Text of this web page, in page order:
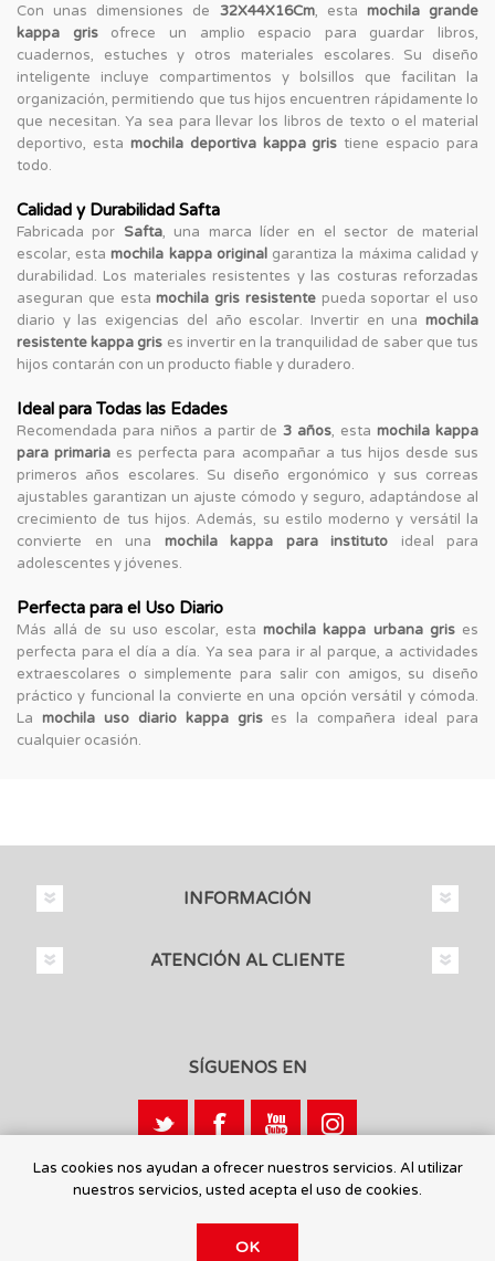
Con unas dimensiones de 32X44X16Cm, esta mochila grande
kappa grisofrece un amplio espacio para guardar libros,
cuadernos, estuches y otros materiales escolares. Su diseño
inteligente incluye compartimentos y bolsillos que facilitan la
organización, permitiendo que tus hijos encuentren rápidamente lo
que necesitan. Ya sea para llevar los libros de texto o el material
deportivo, esta mochila deportiva kappa gris tiene espacio para
todo.
Calidad y Durabilidad Safta
Fabricada por Safta, una marca líder en el sector de material
escolar, estamochila kappa originalgarantiza la máxima calidad y
durabilidad. Los materiales resistentes y las costuras reforzadas
aseguran que estamochila gris resistentepueda soportar el uso
diario y las exigencias del año escolar. Invertir en una mochila
resistente kappa gris es invertir en la tranquilidad de saber que tus
hijos contarán con un producto fiable y duradero.
Ideal para Todas las Edades
Recomendada para niños a partir de3 años, estamochila kappa
para primaria es perfecta para acompañar a tus hijos desde sus
primeros años escolares. Su diseño ergonómico y sus correas
ajustables garantizan un ajuste cómodo y seguro, adaptándose al
crecimiento de tus hijos. Además, su estilo moderno y versátil la
convierte en una mochila kappa para instituto ideal para
adolescentes y jóvenes.
Perfecta para el Uso Diario
Más allá de su uso escolar, estamochila kappa urbana grises
perfecta para el día a día. Ya sea para ir al parque, a actividades
extraescolares o simplemente para salir con amigos, su diseño
práctico y funcional la convierte en una opción versátil y cómoda.
La mochila uso diario kappa grises la compañera ideal para
cualquier ocasión.
INFORMACIÓN
ATENCIÓN AL CLIENTE
SÍGUENOS EN
Calle León, 1 - 03440 Ibi, Alicante
Las cookies nos ayudan a ofrecer nuestros servicios. Al utilizar
nuestros servicios, usted acepta el uso de cookies.
OK